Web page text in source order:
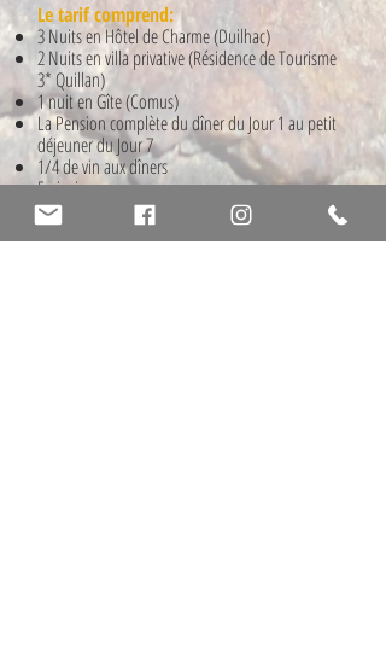
Le tarif comprend:
3 Nuits en Hôtel de Charme (Duilhac)
2 Nuits en villa privative (Résidence de Tourisme
3* Quillan)
1 nuit en Gîte (Comus)
La Pension complète du dîner du Jour 1 au petit
déjeuner du Jour 7
1/4 de vin aux dîners
5 picnics
Les Transferts Minibus: Galamus/Duilhac,
Quillan/La Bénague, Montségur/ Quillan